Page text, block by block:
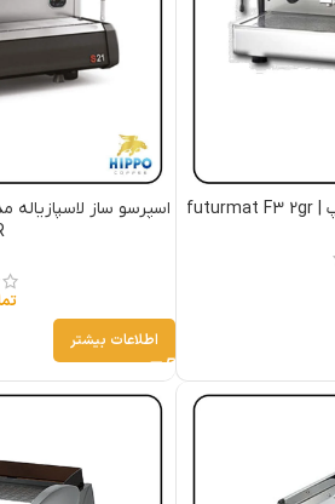
اطلاعات بیشتر